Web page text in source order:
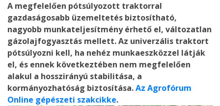
A megfelelően pótsúlyozott traktorral
gazdaságosabb üzemeltetés biztosítható,
nagyobb munkateljesítmény érhető el, változatlan
gázolajfogyasztás mellett. Az univerzális traktort
pótsúlyozni kell, ha nehéz munkaeszközzel látják
el, és ennek következtében nem megfelelően
alakul a hosszirányú stabilitása, a
kormányozhatóság biztosítása.Az Agrofórum
Online gépészeti szakcikke.